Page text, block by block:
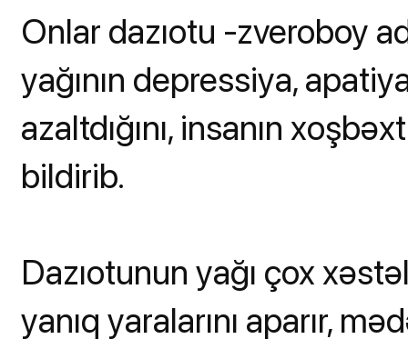
Onlar dazıotu -zveroboy
yağının depressiya,
azaltdığını, insanın
bildirib.
Dazıotunun yağı çox
yanıq yaralarını aparır,